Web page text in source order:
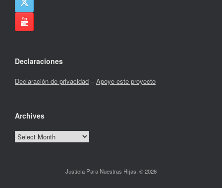
Declaraciones
Declaración de privacidad –Apoye este proyecto
Archives
Archives
Justicia Para Nuestras Hijas, © 2026